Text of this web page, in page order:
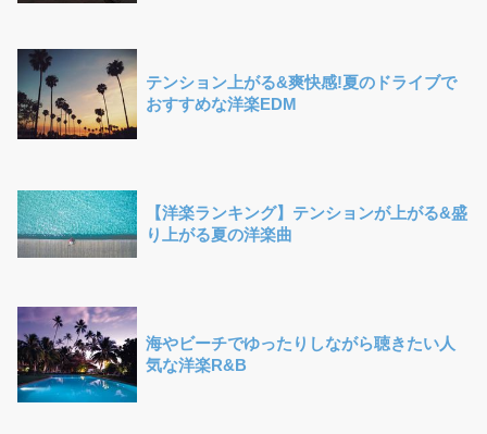
テンション上がる&爽快感!夏のドライブで
おすすめな洋楽EDM
【洋楽ランキング】テンションが上がる&盛
り上がる夏の洋楽曲
海やビーチでゆったりしながら聴きたい人
気な洋楽R&B